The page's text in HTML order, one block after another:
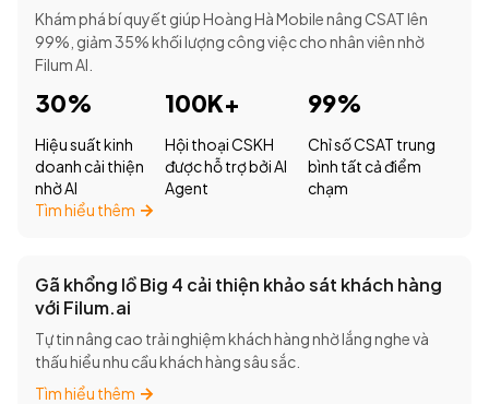
Khám phá bí quyết giúp Hoàng Hà Mobile nâng CSAT lên
99%, giảm 35% khối lượng công việc cho nhân viên nhờ
Filum AI.
30%
Hiệu suất kinh
doanh cải thiện
nhờ AI
100K+
Hội thoại CSKH
được hỗ trợ bởi AI
Agent
99%
Chỉ số CSAT trung
bình tất cả điểm
chạm
Tìm hiểu thêm
Gã khổng lồ Big 4 cải thiện khảo sát khách hàng
với Filum.ai
Tự tin nâng cao trải nghiệm khách hàng nhờ lắng nghe và
thấu hiểu nhu cầu khách hàng sâu sắc.
Tìm hiểu thêm